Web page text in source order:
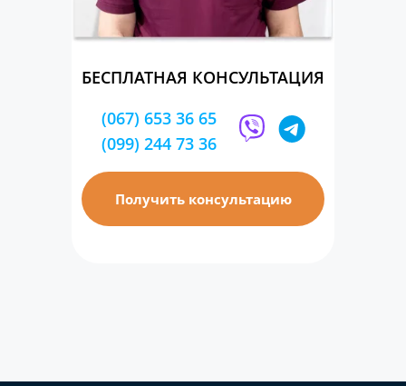
БЕСПЛАТНАЯ КОНСУЛЬТАЦИЯ
(067) 653 36 65
(099) 244 73 36
Получить консультацию